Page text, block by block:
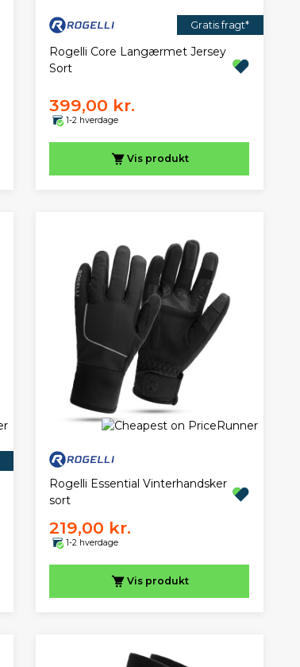
Gratis fragt*
Rogelli Core Langærmet Jersey
Sort
399,00 kr.
1-2 hverdage
Vis produkt
Rogelli Essential Vinterhandsker
sort
219,00 kr.
1-2 hverdage
Vis produkt